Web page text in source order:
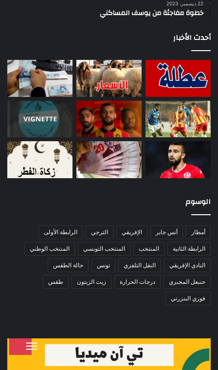
22 ديسمبر، 2023
خطوة مفاجئة من يوسف المساكني
أحدث الأخبار
الوسوم
أمطار أنس جابر الإفريقي الترجي الرابطة الأولى
الرابطة الثانية المنتخب المنتخب التونسي المنتخب الوطني
النادي الإفريقي النقل التلفزي تونس حالة الطقس
حنبعل المجبري درجات الحرارة زيت الزيتون طقس
فوزي البنزرتي